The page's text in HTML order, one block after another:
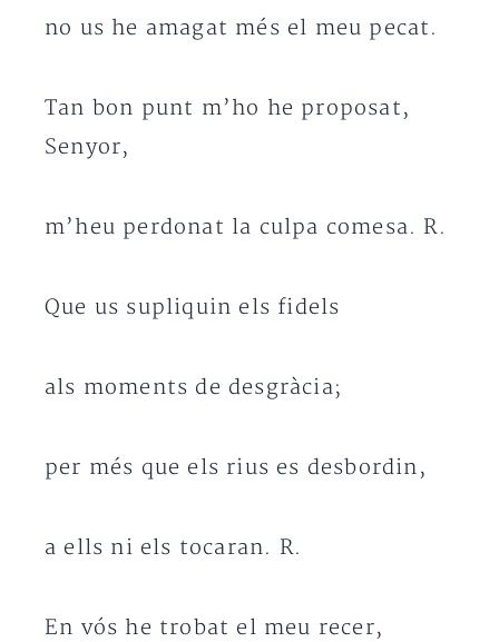
no us he amagat més el meu pecat.
Tan bon punt m’ho he proposat,
Senyor,
m’heu perdonat la culpa comesa. R.
Que us supliquin els fidels
als moments de desgràcia;
per més que els rius es desbordin,
a ells ni els tocaran. R.
En vós he trobat el meu recer,